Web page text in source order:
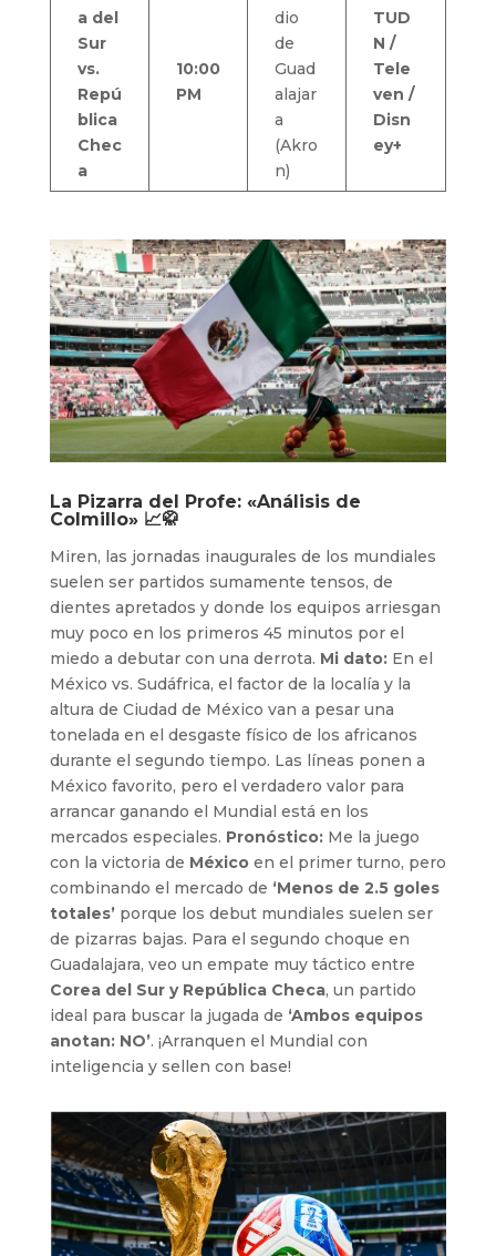
a del
Sur
vs.
Repú
blica
Chec
a
10:00
PM
dio
de
Guad
alajar
a
(Akro
n)
TUD
N /
Tele
ven /
Disn
ey+
La Pizarra del Profe: «Análisis de
Colmillo» 📈🥋
Miren, las jornadas inaugurales de los mundiales
suelen ser partidos sumamente tensos, de
dientes apretados y donde los equipos arriesgan
muy poco en los primeros 45 minutos por el
miedo a debutar con una derrota. Mi dato:En el
México vs. Sudáfrica, el factor de la localía y la
altura de Ciudad de México van a pesar una
tonelada en el desgaste físico de los africanos
durante el segundo tiempo. Las líneas ponen a
México favorito, pero el verdadero valor para
arrancar ganando el Mundial está en los
mercados especiales. Pronóstico:Me la juego
con la victoria de Méxicoen el primer turno, pero
combinando el mercado de ‘Menos de 2.5 goles
totales’porque los debut mundiales suelen ser
de pizarras bajas. Para el segundo choque en
Guadalajara, veo un empate muy táctico entre
Corea del Sur y República Checa, un partido
ideal para buscar la jugada de ‘Ambos equipos
anotan: NO’. ¡Arranquen el Mundial con
inteligencia y sellen con base!